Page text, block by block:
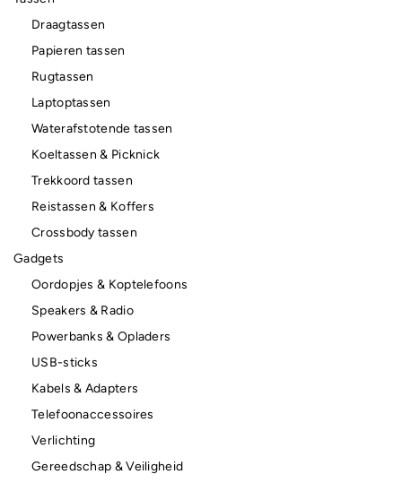
Draagtassen
Papieren tassen
Rugtassen
Laptoptassen
Waterafstotende tassen
Koeltassen & Picknick
Trekkoord tassen
Reistassen & Koffers
Crossbody tassen
Gadgets
Oordopjes & Koptelefoons
Speakers & Radio
Powerbanks & Opladers
USB-sticks
Kabels & Adapters
Telefoonaccessoires
Verlichting
Gereedschap & Veiligheid